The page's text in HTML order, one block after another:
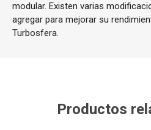
modular. Existen varias
agregar para mejorar su
Turbosfera.
Productos